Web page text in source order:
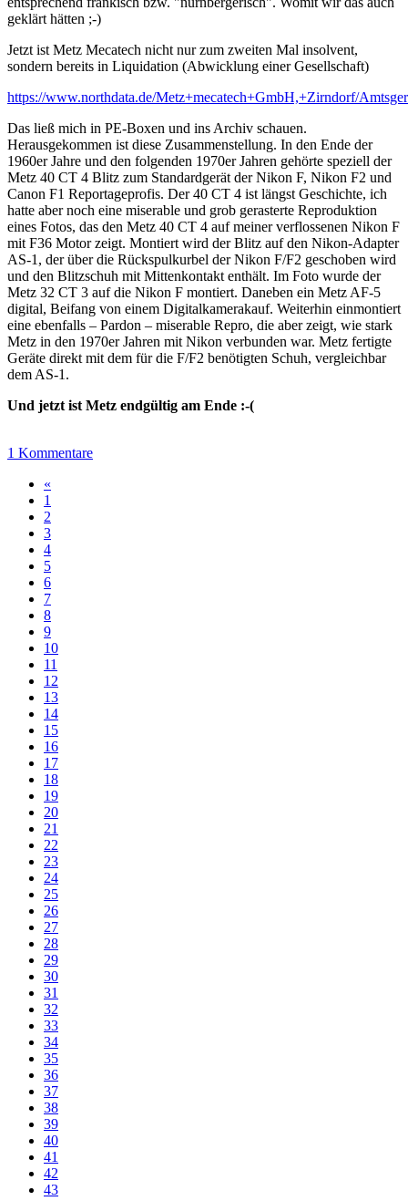
geklärt hätten ;-)
Jetzt ist Metz Mecatech nicht nur zum zweiten Mal insolvent,
sondern bereits in Liquidation (Abwicklung einer Gesellschaft)
https://www.northdata.de/Metz+mecatech+GmbH,+Zirndorf/
Das ließ mich in PE-Boxen und ins Archiv schauen.
Herausgekommen ist diese Zusammenstellung. In den Ende der
1960er Jahre und den folgenden 1970er Jahren gehörte speziell der
Metz 40 CT 4 Blitz zum Standardgerät der Nikon F, Nikon F2 und
Canon F1 Reportageprofis. Der 40 CT 4 ist längst Geschichte, ich
hatte aber noch eine miserable und grob gerasterte Reproduktion
eines Fotos, das den Metz 40 CT 4 auf meiner verflossenen Nikon F
mit F36 Motor zeigt. Montiert wird der Blitz auf den Nikon-Adapter
AS-1, der über die Rückspulkurbel der Nikon F/F2 geschoben wird
und den Blitzschuh mit Mittenkontakt enthält. Im Foto wurde der
Metz 32 CT 3 auf die Nikon F montiert. Daneben ein Metz AF-5
digital, Beifang von einem Digitalkamerakauf. Weiterhin einmontiert
eine ebenfalls – Pardon – miserable Repro, die aber zeigt, wie stark
Metz in den 1970er Jahren mit Nikon verbunden war. Metz fertigte
Geräte direkt mit dem für die F/F2 benötigten Schuh, vergleichbar
dem AS-1.
Und jetzt ist Metz endgültig am Ende :-(
1 Kommentare
«
1
2
3
4
5
6
7
8
9
10
11
12
13
14
15
16
17
18
19
20
21
22
23
24
25
26
27
28
29
30
31
32
33
34
35
36
37
38
39
40
41
42
43